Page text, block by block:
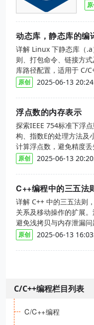
动态库，静态库的编
详解 Linux 下静态库（
则、打包命令、链接方
库路径配置，适用于 C/
原创 2025-06-13
浮点数的内存表示
探索IEEE 754标准下浮
构、指数E的处理方法及
计算浮点数，避免精度丢
原创 2025-06-13
C++编程中的三五法
详解 C++ 中的三五法则
关系及移动操作的扩展
避免浅拷贝与内存泄漏问
原创 2025-06-13
C/C++编程栏目列表
C/C++编程